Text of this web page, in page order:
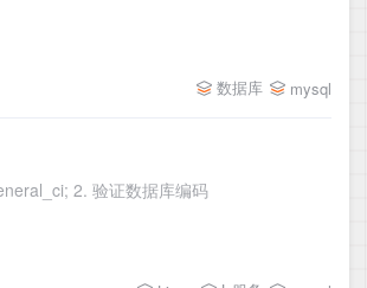
数据库 mysql
一、创建数据库 1. 创建UTF8编码数据库 CREATE DATABASE db_name DEFAULT CHARACTER SET utf8 COLLATE utf8_general_ci; 2. 验证数据库编码